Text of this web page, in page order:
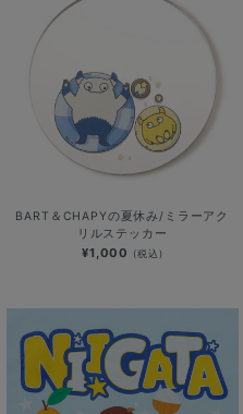
BART＆CHAPYの夏休み/ミラーアク
リルステッカー
¥1,000 (税込)